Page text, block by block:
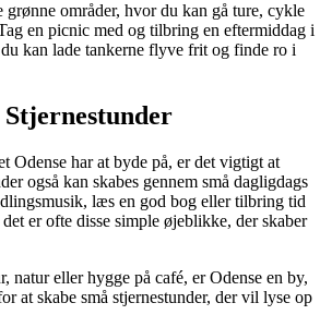
grønne områder, hvor du kan gå ture, cykle
en picnic med og tilbring en eftermiddag i
kan lade tankerne flyve frit og finde ro i
Stjernestunder
Odense har at byde på, er det vigtigt at
også kan skabes gennem små dagligdags
læs en god bog eller tilbring tid
er ofte disse simple øjeblikke, der skaber
natur eller hygge på café, er Odense en by,
at skabe små stjernestunder, der vil lyse op